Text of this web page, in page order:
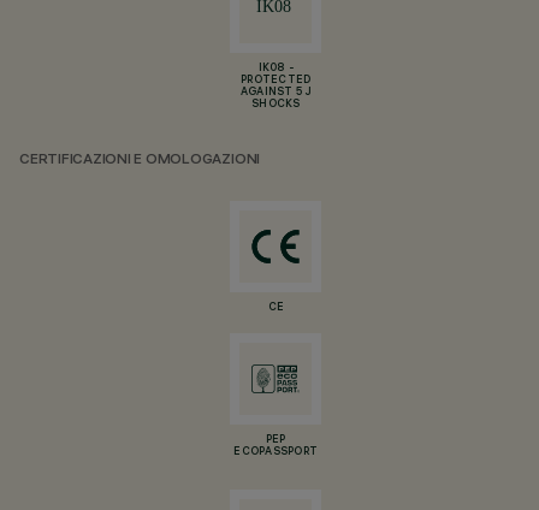
IK08 -
PROTECTED
AGAINST 5 J
SHOCKS
CERTIFICAZIONI E OMOLOGAZIONI
CE
PEP
ECOPASSPORT